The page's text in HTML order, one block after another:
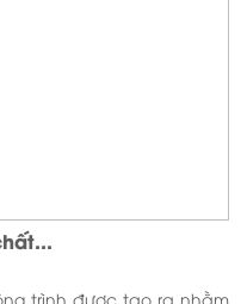
trình được tạo ra nhằm